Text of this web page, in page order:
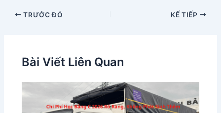
TRƯỚC ĐÓ KẾ TIẾP
Bài Viết Liên Quan